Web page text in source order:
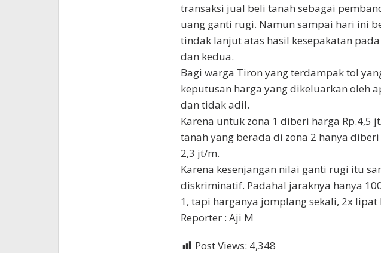
transaksi jual beli tanah sebagai
uang ganti rugi. Namun sampai hari ini
tindak lanjut atas hasil kesepakatan
dan kedua.
Bagi warga Tiron yang terdampak tol
keputusan harga yang dikeluarkan oleh
dan tidak adil.
Karena untuk zona 1 diberi harga Rp.4,5
tanah yang berada di zona 2 hanya
2,3 jt/m.
Karena kesenjangan nilai ganti rugi itu
diskriminatif. Padahal jaraknya hanya
1, tapi harganya jomplang sekali, 2x lipat
Reporter : Aji M
Post Views: 4,348